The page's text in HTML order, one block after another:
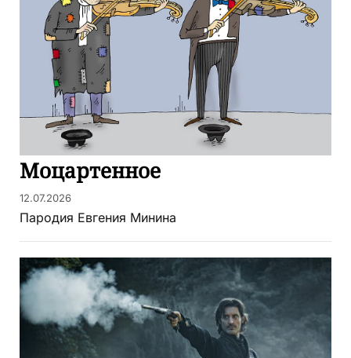
Моцартенное
12.07.2026
Пародия Евгения Минина